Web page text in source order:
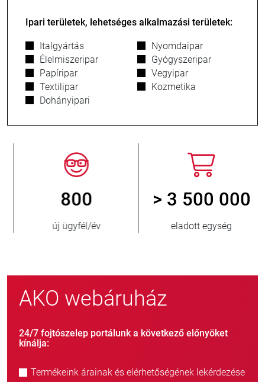
Ipari területek, lehetséges alkalmazási területek:
Italgyártás
Élelmiszeripar
Papíripar
Textilipar
Dohányipari
Nyomdaipar
Gyógyszeripar
Vegyipar
Kozmetika
800
új ügyfél/év
> 3 500 000
eladott egység
AKO webáruház
24/7 fojtószelep portálunk a következő előnyöket
kínálja:
Termékeink árainak és elérhetőségének lekérdezése